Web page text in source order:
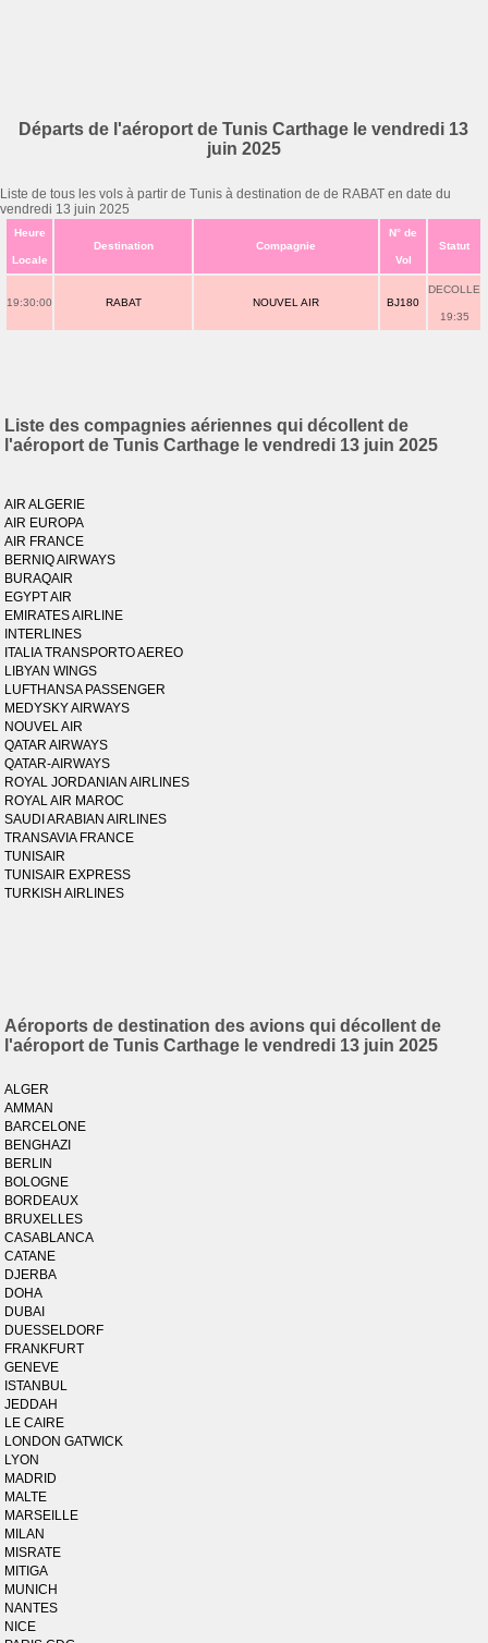
Départs de l'aéroport de Tunis Carthage le vendredi 13
juin 2025
Liste de tous les vols à partir de Tunis à destination de de RABAT en date du
vendredi 13 juin 2025
Heure
Locale
Destination Compagnie
N° de
Vol
Statut
19:30:00 RABAT NOUVEL AIR BJ180
DECOLLE
19:35
Liste des compagnies aériennes qui décollent de
l'aéroport de Tunis Carthage le vendredi 13 juin 2025
AIR ALGERIE
AIR EUROPA
AIR FRANCE
BERNIQ AIRWAYS
BURAQAIR
EGYPT AIR
EMIRATES AIRLINE
INTERLINES
ITALIA TRANSPORTO AEREO
LIBYAN WINGS
LUFTHANSA PASSENGER
MEDYSKY AIRWAYS
NOUVEL AIR
QATAR AIRWAYS
QATAR-AIRWAYS
ROYAL JORDANIAN AIRLINES
ROYAL AIR MAROC
SAUDI ARABIAN AIRLINES
TRANSAVIA FRANCE
TUNISAIR
TUNISAIR EXPRESS
TURKISH AIRLINES
Aéroports de destination des avions qui décollent de
l'aéroport de Tunis Carthage le vendredi 13 juin 2025
ALGER
AMMAN
BARCELONE
BENGHAZI
BERLIN
BOLOGNE
BORDEAUX
BRUXELLES
CASABLANCA
CATANE
DJERBA
DOHA
DUBAI
DUESSELDORF
FRANKFURT
GENEVE
ISTANBUL
JEDDAH
LE CAIRE
LONDON GATWICK
LYON
MADRID
MALTE
MARSEILLE
MILAN
MISRATE
MITIGA
MUNICH
NANTES
NICE